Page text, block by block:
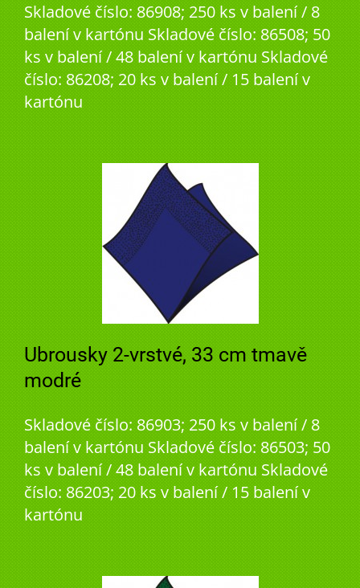
Skladové číslo: 86908; 250 ks v balení / 8
balení v kartónu Skladové číslo: 86508; 50
ks v balení / 48 balení v kartónu Skladové
číslo: 86208; 20 ks v balení / 15 balení v
kartónu
Ubrousky 2-vrstvé, 33 cm tmavě
modré
Skladové číslo: 86903; 250 ks v balení / 8
balení v kartónu Skladové číslo: 86503; 50
ks v balení / 48 balení v kartónu Skladové
číslo: 86203; 20 ks v balení / 15 balení v
kartónu